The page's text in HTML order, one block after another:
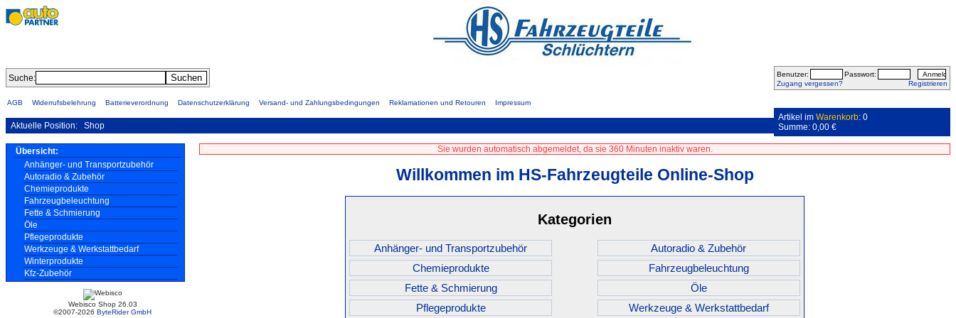
Suche: Benutzer:
Passwort:
Zugang vergessen?
Registrieren
AGB Widerrufsbelehrung Batterieverordnung Datenschutzerklärung Versand- und Zahlungsbedingungen Reklamationen und Retouren Impressum
Aktuelle Position: Shop
Artikel im Warenkorb: 0
Summe: 0,00 €
Übersicht:
Anhänger- und Transportzubehör
Autoradio & Zubehör
Chemieprodukte
Fahrzeugbeleuchtung
Fette & Schmierung
Öle
Pflegeprodukte
Werkzeuge & Werkstattbedarf
Winterprodukte
Kfz-Zubehör
Webisco Shop 26.03
©2007-2026 ByteRider GmbH
Sie wurden automatisch abgemeldet, da sie 360 Minuten inaktiv waren.
Willkommen im HS-Fahrzeugteile Online-Shop
Kategorien
Anhänger- und Transportzubehör
Autoradio & Zubehör
Chemieprodukte
Fahrzeugbeleuchtung
Fette & Schmierung
Öle
Pflegeprodukte
Werkzeuge & Werkstattbedarf